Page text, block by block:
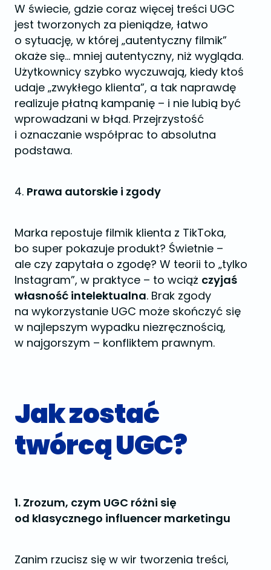
W świecie, gdzie coraz więcej treści UGC
jest tworzonych za pieniądze, łatwo
o sytuację, w której „autentyczny filmik”
okaże się… mniej autentyczny, niż wygląda.
Użytkownicy szybko wyczuwają, kiedy ktoś
udaje „zwykłego klienta”, a tak naprawdę
realizuje płatną kampanię – i nie lubią być
wprowadzani w błąd. Przejrzystość
i oznaczanie współprac to absolutna
podstawa.
4. Prawa autorskie i zgody
Marka repostuje filmik klienta z TikToka,
bo super pokazuje produkt? Świetnie –
ale czy zapytała o zgodę? W teorii to „tylko
Instagram”, w praktyce – to wciąż czyjaś
własność intelektualna. Brak zgody
na wykorzystanie UGC może skończyć się
w najlepszym wypadku niezręcznością,
w najgorszym – konfliktem prawnym.
Jak zostać
twórcą UGC?
1. Zrozum, czym UGC różni się
od klasycznego influencer marketingu
Zanim rzucisz się w wir tworzenia treści,